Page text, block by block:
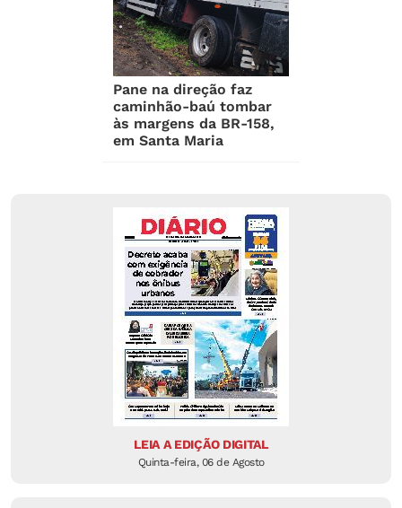
Pane na direção faz
caminhão-baú tombar
às margens da BR-158,
em Santa Maria
LEIA A EDIÇÃO DIGITAL
Quinta-feira, 06 de Agosto